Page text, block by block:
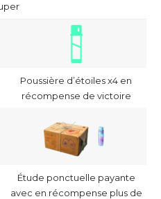
Poussière d’étoiles x4 en
récompense de victoire
Étude ponctuelle payante
avec en récompense plus de